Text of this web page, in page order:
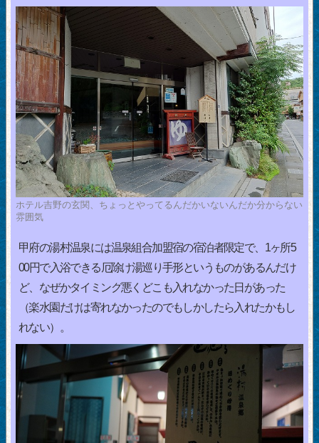
ホテル吉野の玄関、ちょっとやってるんだかいないんだか分からない
雰囲気
甲府の湯村温泉には温泉組合加盟宿の宿泊者限定で、1ヶ所5
00円で入浴できる厄除け湯巡り手形というものがあるんだけ
ど、なぜかタイミング悪くどこも入れなかった日があった
（楽水園だけは寄れなかったのでもしかしたら入れたかもし
れない）。